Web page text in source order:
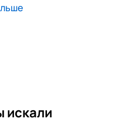
искали